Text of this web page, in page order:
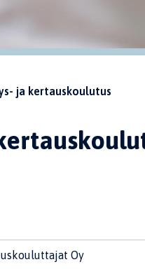
ja kertauskoulutus
Oy